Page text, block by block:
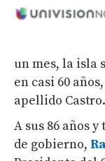
un mes, la isla
en casi 60
apellido Castro.
A sus 86 años
de gobierno,